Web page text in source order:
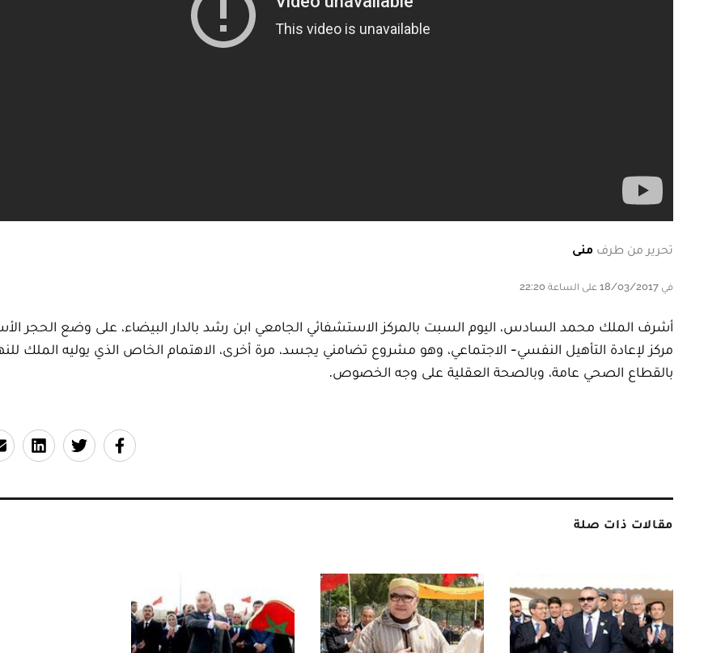
تحرير من طرف منى
في 18/03/2017 على الساعة 22:20
أشرف الملك محمد السادس، اليوم السبت بالمركز الاستشفائي الجامعي ابن رشد بالدار البيضاء، على وضع الحجر
مركز لإعادة التأهيل النفسي- الاجتماعي، وهو مشروع تضامني يجسد، مرة أخرى، الاهتمام الخاص الذي يوليه الملك
بالقطاع الصحي عامة، وبالصحة العقلية على وجه الخصوص.
مقالات ذات صلة